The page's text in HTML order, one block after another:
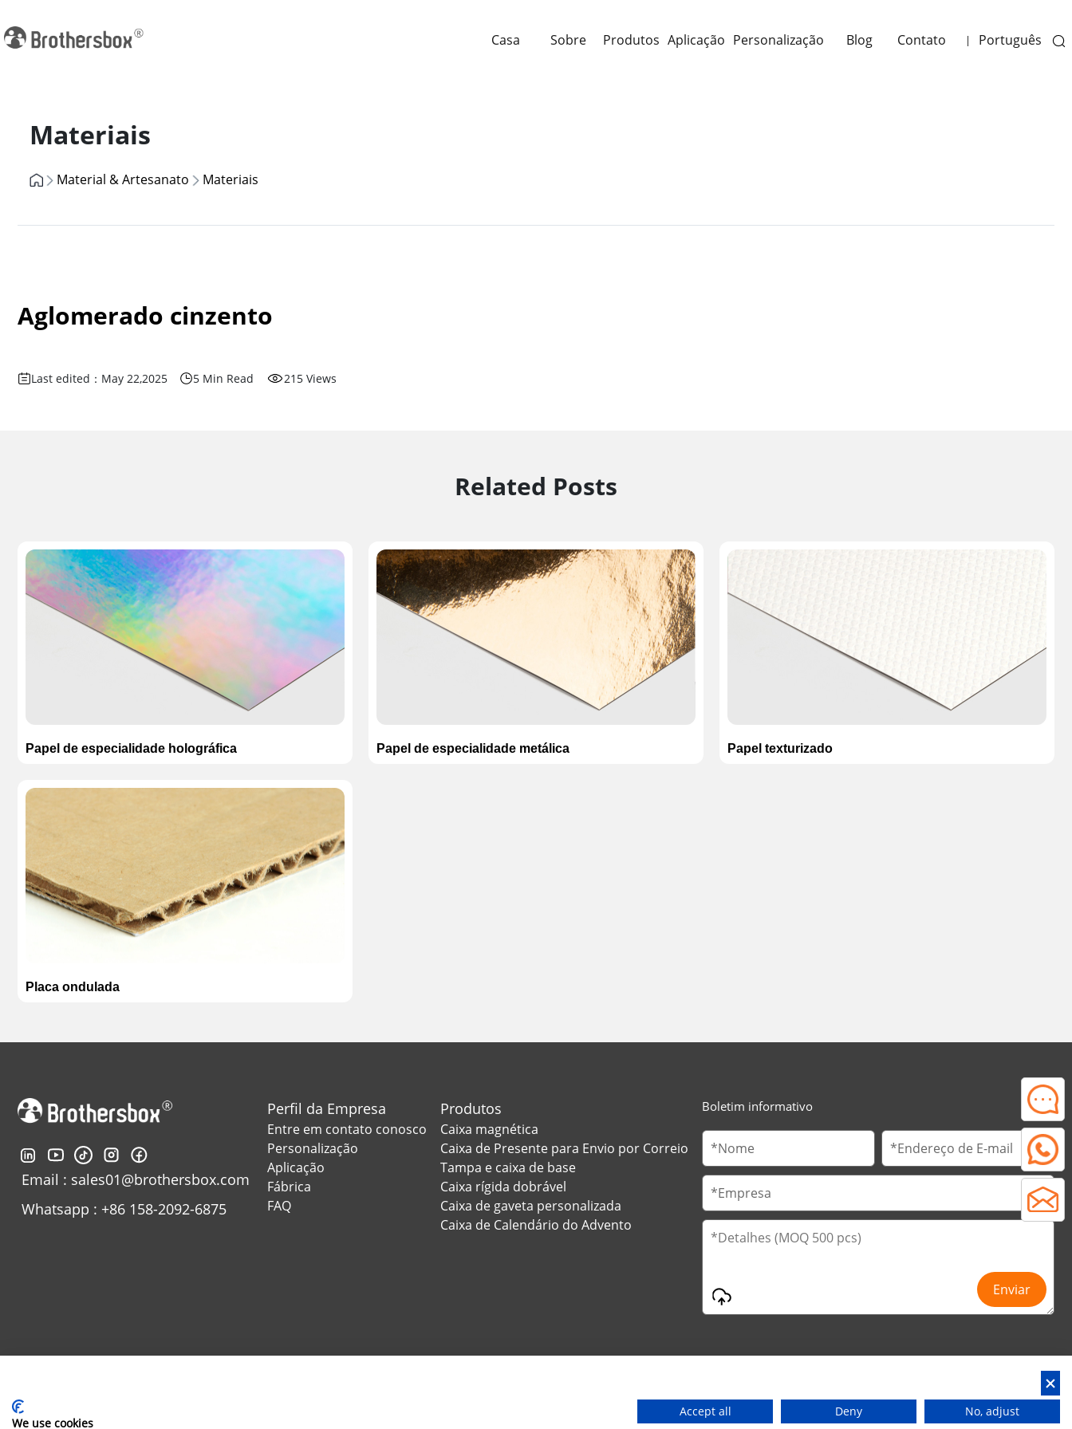
Casa Sobre Produtos Aplicação Personalização Blog Contato | Português
Materiais
Material & Artesanato Materiais
Aglomerado cinzento
Last edited：May 22,2025 5 Min Read 215 Views
Related Posts
Papel de especialidade holográfica Papel de especialidade metálica Papel texturizado
Placa ondulada
Email : sales01@brothersbox.com
Whatsapp : +86 158-2092-6875
Perfil da Empresa
Entre em contato conosco
Personalização
Aplicação
Fábrica
FAQ
Produtos
Caixa magnética
Caixa de Presente para Envio por Correio
Tampa e caixa de base
Caixa rígida dobrável
Caixa de gaveta personalizada
Caixa de Calendário do Advento
Boletim informativo
Endereço : No.29 Jinfu 2ª estrada, Huanan Ind Park, cidade de Liaobu, cidade de Dongguan, província de Guangdong, China
We use cookies
Accept all Deny No, adjust